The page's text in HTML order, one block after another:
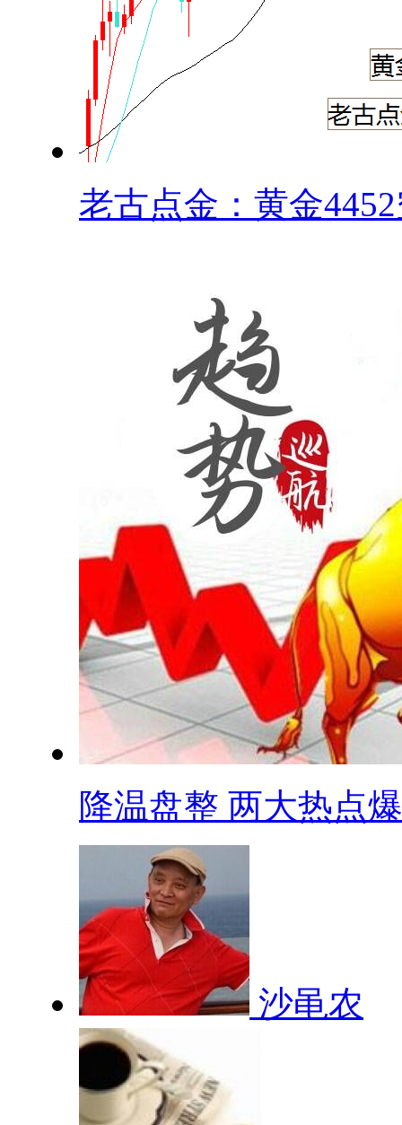
老古点金：黄金
降温盘整 两大热点
沙黾农